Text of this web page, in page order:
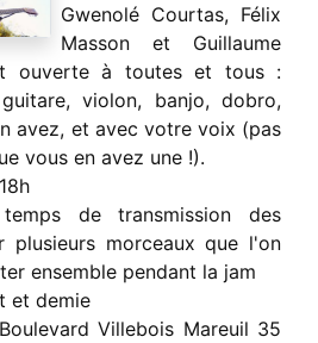
Gwenolé Courtas, Félix
Masson et Guillaume
ouverte à toutes et tous :
violon, banjo, dobro,
avez, et avec votre voix (pas
vous en avez une !).
de transmission des
plusieurs morceaux que l'on
ensemble pendant la jam
et demie
Villebois Mareuil 35